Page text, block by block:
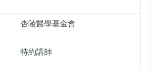
杏陵醫學基金會
特約講師